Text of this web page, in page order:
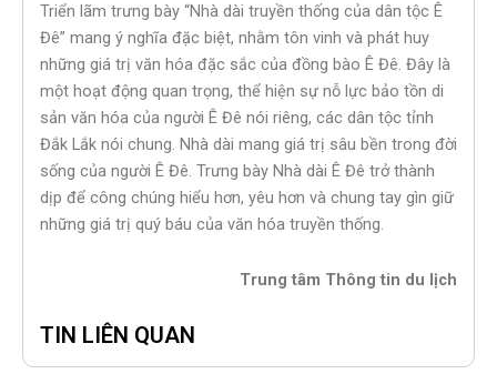
Triển lãm trưng bày “Nhà dài truyền thống của dân tộc Ê
Đê” mang ý nghĩa đặc biệt, nhằm tôn vinh và phát huy
những giá trị văn hóa đặc sắc của đồng bào Ê Đê. Đây là
một hoạt động quan trọng, thể hiện sự nỗ lực bảo tồn di
sản văn hóa của người Ê Đê nói riêng, các dân tộc tỉnh
Đắk Lắk nói chung. Nhà dài mang giá trị sâu bền trong đời
sống của người Ê Đê. Trưng bày Nhà dài Ê Đê trở thành
dịp để công chúng hiểu hơn, yêu hơn và chung tay gìn giữ
những giá trị quý báu của văn hóa truyền thống.
Trung tâm Thông tin du lịch
TIN LIÊN QUAN